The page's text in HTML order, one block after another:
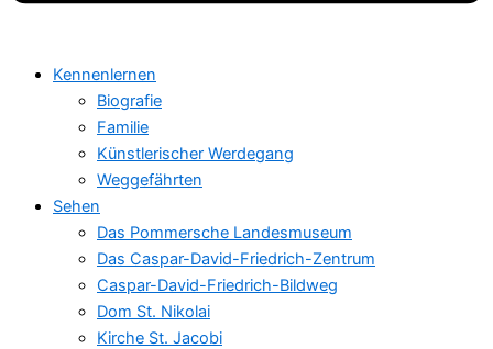
Kennenlernen
Biografie
Familie
Künstlerischer Werdegang
Weggefährten
Sehen
Das Pommersche Landesmuseum
Das Caspar-David-Friedrich-Zentrum
Caspar-David-Friedrich-Bildweg
Dom St. Nikolai
Kirche St. Jacobi